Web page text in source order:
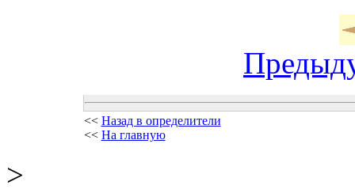
<< Назад в определители
<< На главную
>